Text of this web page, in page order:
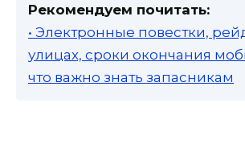
Рекомендуем почитать:
• Электронные повестки,
улицах, сроки окончания
что важно знать запасникам